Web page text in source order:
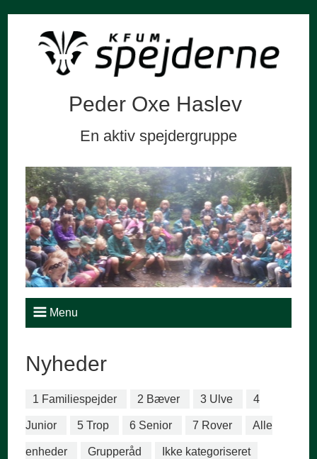
Peder Oxe Haslev
En aktiv spejdergruppe
Menu
Nyheder
1 Familiespejder 2 Bæver 3 Ulve 4
Junior 5 Trop 6 Senior 7 Rover Alle
enheder Grupperåd Ikke kategoriseret